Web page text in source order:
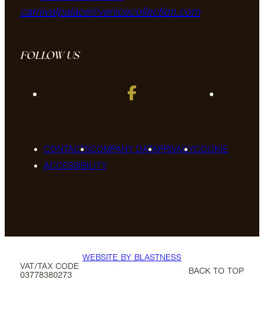
carnivalpalace@venicecollection.com
FOLLOW US
CONTACTSCOMPANY DATAPRIVACYCOOKIE
ACCESSIBILITY
VAT/TAX CODE
03778380273
WEBSITE BY BLASTNESS
BACK TO TOP